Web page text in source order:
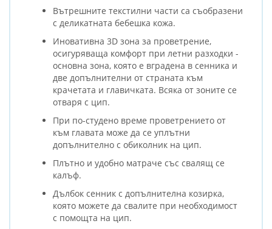
Вътрешните текстилни части са съобразени
с деликатната бебешка кожа.
Иновативна 3D зона за проветрение,
осигуряваща комфорт при летни разходки -
основна зона, която е вградена в сенника и
две допълнителни от страната към
крачетата и главичката. Всяка от зоните се
отваря с цип.
При по-студено време проветрението от
към главата може да се уплътни
допълнително с обиколник на цип.
Плътно и удобно матраче със свалящ се
калъф.
Дълбок сенник с допълнителна козирка,
която можете да свалите при необходимост
с помощта на цип.